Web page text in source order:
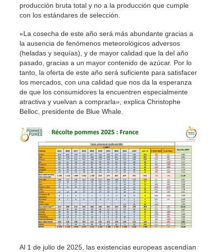
producción bruta total y no a la producción que cumple
con los estándares de selección.
«La cosecha de este año será más abundante gracias a
la ausencia de fenómenos meteorológicos adversos
(heladas y sequías), y de mayor calidad que la del año
pasado, gracias a un mayor contenido de azúcar. Por lo
tanto, la oferta de este año será suficiente para satisfacer
los mercados, con una calidad que nos da la esperanza
de que los consumidores la encuentren especialmente
atractiva y vuelvan a comprarla», explica Christophe
Belloc, presidente de Blue Whale.
Al 1 de julio de 2025, las existencias europeas ascendían